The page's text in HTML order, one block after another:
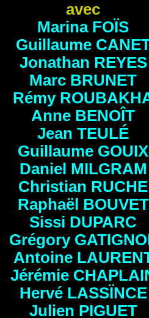
avec
Marina FOÏS
Guillaume
Jonathan REYES
Marc BRUNET
Rémy
Anne BENOÎT
Jean TEULÉ
Guillaume GOUIX
Daniel MILGRAM
Christian RUCHE
Raphaël BOUVET
Sissi DUPARC
Grégory
Antoine
Jérémie
Hervé LASSÏNCE
Julien PIGUET